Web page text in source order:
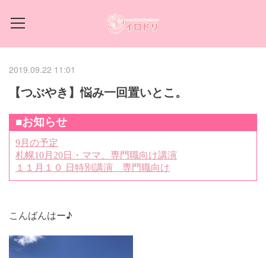
2019.09.22 11:01
【つぶやき】悩み一回置いとこ。
こんばんはー♪